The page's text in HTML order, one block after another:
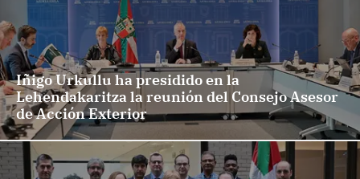
Iñigo Urkullu ha presidido en la
Lehendakaritza la reunión del Consejo Asesor
de Acción Exterior